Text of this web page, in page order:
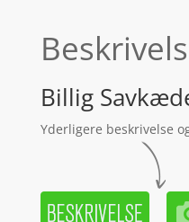
Billig
Yderligere beskrivelse